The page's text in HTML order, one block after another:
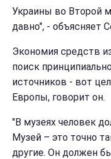
Украины во Второй
давно", - объясняет
Экономия средств
поиск
источников - вот
Европы, говорит он.
"В музеях человек
Музей – это точно
другие. Он должен